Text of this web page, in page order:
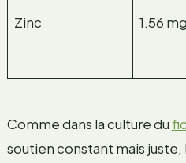
Zinc 1.56 mg
Comme dans la culture du
soutien constant mais